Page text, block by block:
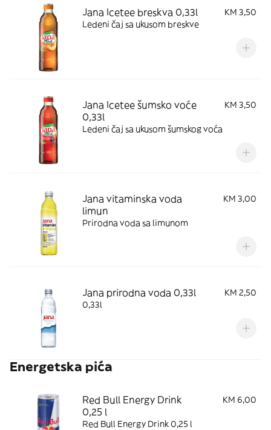
Jana Icetee breskva 0,33l
KM 3,50
Ledeni čaj sa ukusom breskve
Jana Icetee šumsko voće
0,33l
KM 3,50
Ledeni čaj sa ukusom šumskog voća
Jana vitaminska voda
limun
KM 3,00
Prirodna voda sa limunom
Jana prirodna voda 0,33l
KM 2,50
0,33l
Energetska pića
Red Bull Energy Drink
0,25 l
KM 6,00
Red Bull Energy Drink 0,25 l